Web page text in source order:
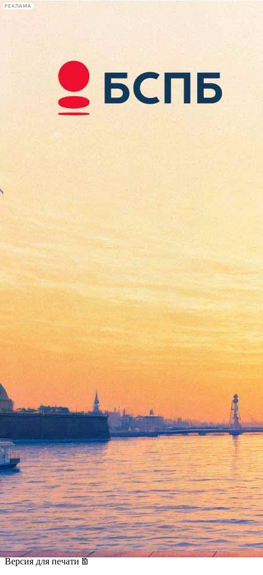
РЕКЛАМА
Сегодня:
2026.08.08
07:30
Афиша Plus
Питер Хёг поделится с
петербуржцами чувством
снега
03 сентября 2017, воскресенье,18.00
Версия для печати